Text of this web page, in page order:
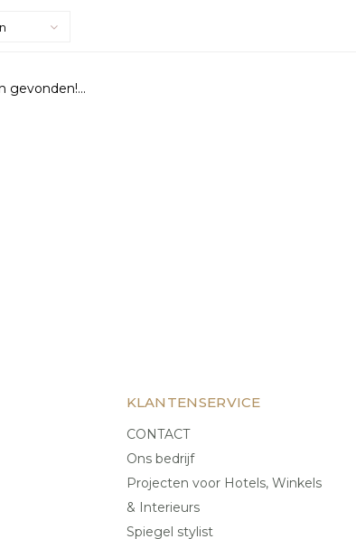
gevonden!...
KLANTENSERVICE
CONTACT
Ons bedrijf
Projecten voor Hotels, Winkels
& Interieurs
Spiegel stylist